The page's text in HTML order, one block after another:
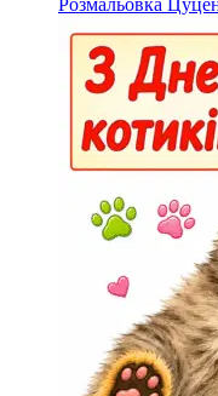
Розмальовка